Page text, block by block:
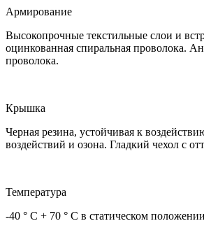
Армирование
Высокопрочные текстильные слои и
оцинкованная спиральная проволока.
проволока.
Крышка
Черная резина, устойчивая к
воздействий и озона. Гладкий чехол с
Температура
-40 ° C + 70 ° C в статическом положении